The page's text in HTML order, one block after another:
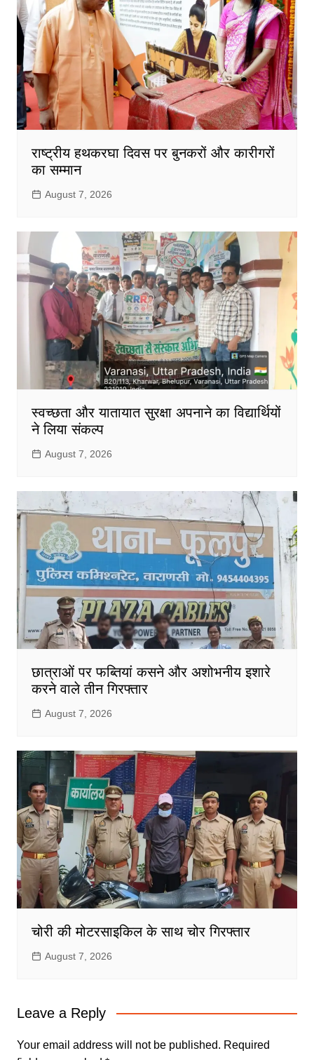
राष्ट्रीय हथकरघा दिवस पर बुनकरों और कारीगरों
का सम्मान
August 7, 2026
स्वच्छता और यातायात सुरक्षा अपनाने का विद्यार्थियों
ने लिया संकल्प
August 7, 2026
छात्राओं पर फब्तियां कसने और अशोभनीय इशारे
करने वाले तीन गिरफ्तार
August 7, 2026
चोरी की मोटरसाइकिल के साथ चोर गिरफ्तार
August 7, 2026
Leave a Reply
Your email address will not be published. Required